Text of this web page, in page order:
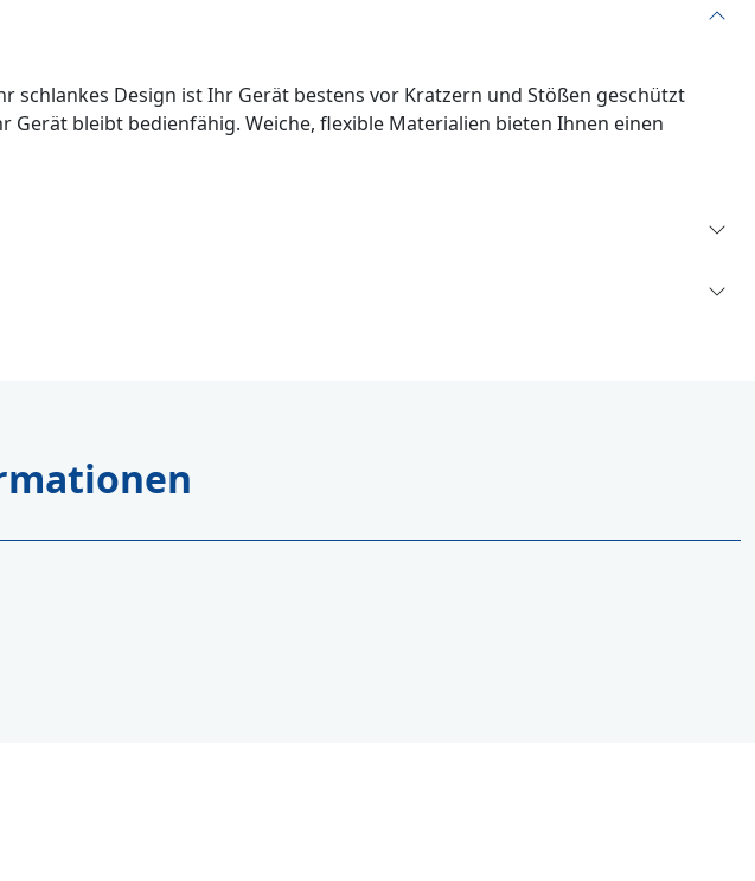
Design ist Ihr Gerät bestens vor Kratzern und Stößen geschützt
bleibt bedienfähig. Weiche, flexible Materialien bieten Ihnen einen